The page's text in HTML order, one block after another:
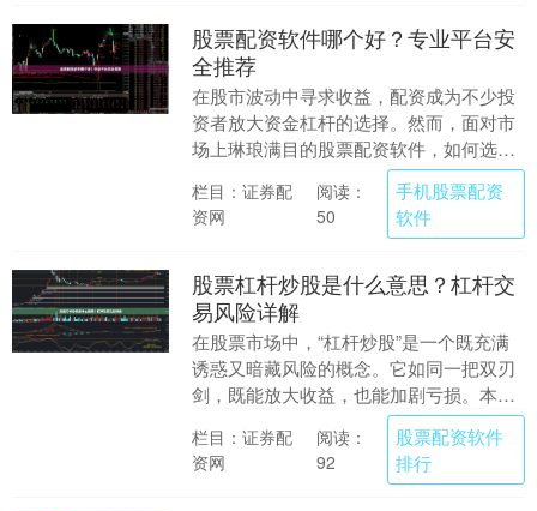
股票配资软件哪个好？专业平台安
全推荐
在股市波动中寻求收益，配资成为不少投
资者放大资金杠杆的选择。然而，面对市
场上琳琅满目的股票配资软件，如何选择
一个既专业又安全的平台，成为投资者首
要考虑的问题。本....
栏目：证券配
资网
阅读：
50
手机股票配资
软件
股票杠杆炒股是什么意思？杠杆交
易风险详解
在股票市场中，“杠杆炒股”是一个既充满
诱惑又暗藏风险的概念。它如同一把双刃
剑，既能放大收益，也能加剧亏损。本文
将深入解析股票杠杆炒股的含义，并详细
探讨其背后的风....
栏目：证券配
资网
阅读：
92
股票配资软件
排行